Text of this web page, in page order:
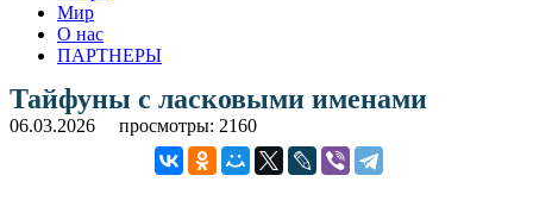
Мир
О нас
ПАРТНЕРЫ
Тайфуны с ласковыми именами
06.03.2026 просмотры: 2160